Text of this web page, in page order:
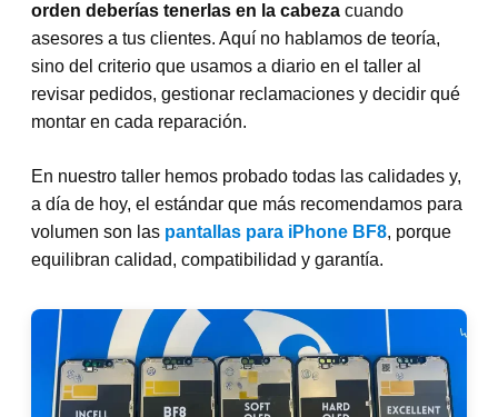
orden deberías tenerlas en la cabeza cuando
asesores a tus clientes. Aquí no hablamos de teoría,
sino del criterio que usamos a diario en el taller al
revisar pedidos, gestionar reclamaciones y decidir qué
montar en cada reparación.
En nuestro taller hemos probado todas las calidades y,
a día de hoy, el estándar que más recomendamos para
volumen son las pantallas para iPhone BF8, porque
equilibran calidad, compatibilidad y garantía.